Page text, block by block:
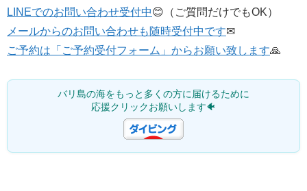
LINEでのお問い合わせ受付中😊（ご質問だけでもOK）
メールからのお問い合わせも随時受付中です✉
ご予約は「ご予約受付フォーム」からお願い致します🙏
バリ島の海をもっと多くの方に届けるために
応援クリックお願いします🐠